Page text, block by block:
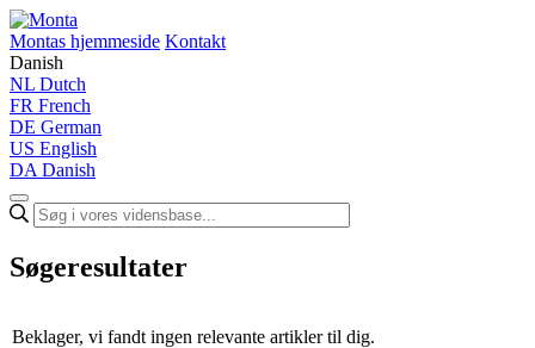
Montas hjemmeside Kontakt
Danish
NL Dutch
FR French
DE German
US English
DA Danish
Søgeresultater
Beklager, vi fandt ingen relevante artikler til dig.